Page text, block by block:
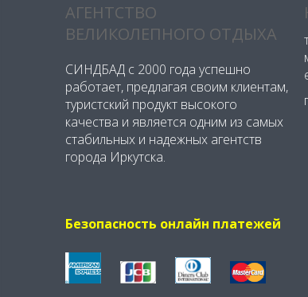
АГЕНТСТВО
ВЕЛИКОЛЕПНОГО ОТДЫХА
СИНДБАД с 2000 года успешно
работает, предлагая своим клиентам,
туристский продукт высокого
качества и является одним из самых
стабильных и надежных агентств
города Иркутска.
Безопасность онлайн платежей